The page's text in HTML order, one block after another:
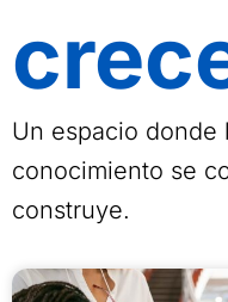
Un espacio donde
conocimiento se
construye.
P